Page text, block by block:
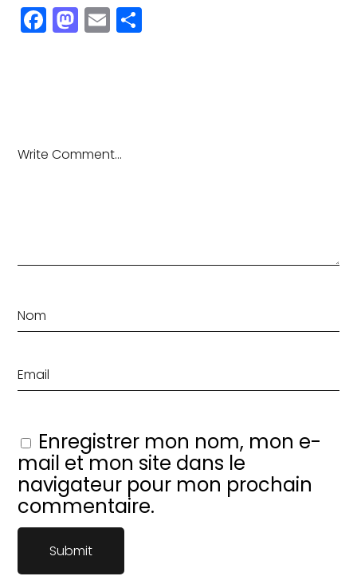
Facebook
Mastodon
EmailPartager
Enregistrer mon nom, mon e-
mail et mon site dans le
navigateur pour mon prochain
commentaire.